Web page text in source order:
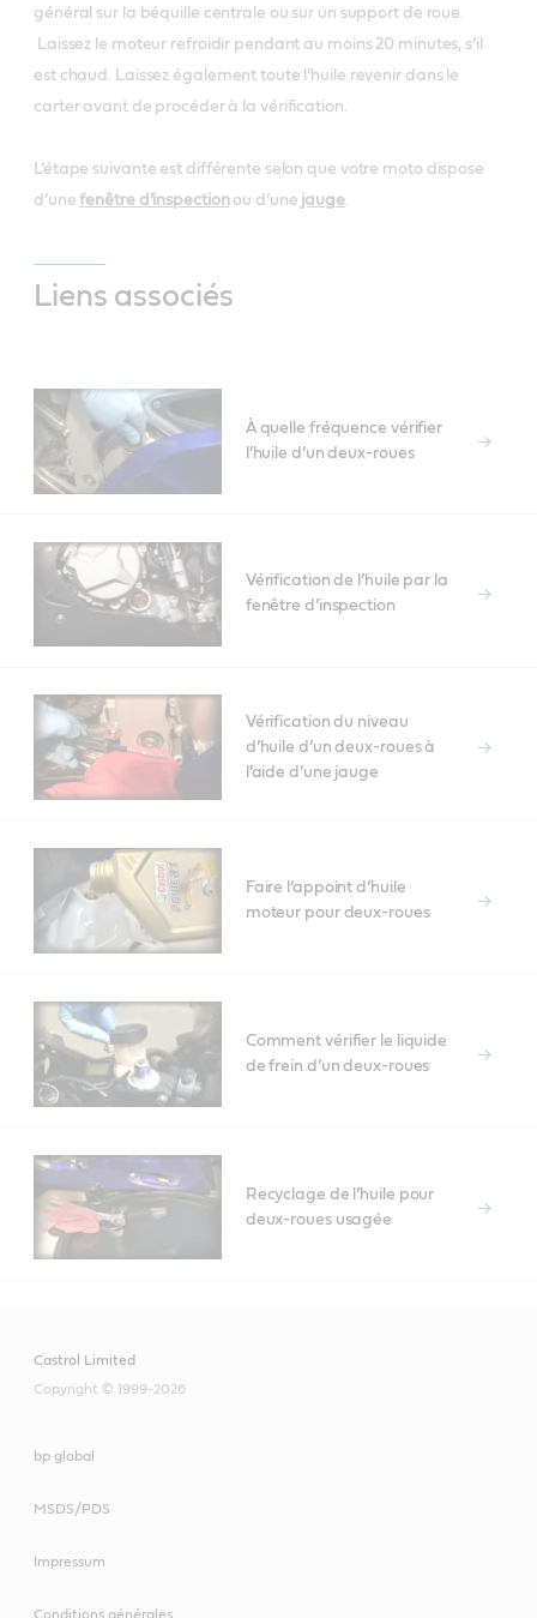
général sur la béquille centrale ou sur un support de roue.
Laissez le moteur refroidir pendant au moins 20 minutes, s’il
est chaud. Laissez également toute l’huile revenir dans le
carter avant de procéder à la vérification.
L’étape suivante est différente selon que votre moto dispose
d’unefenêtre d’inspectionou d’une jauge.
Liens associés
À quelle fréquence vérifier
l’huile d’un deux-roues
Vérification de l’huile par la
fenêtre d’inspection
Vérification du niveau
d’huile d’un deux-roues à
l’aide d’une jauge
Faire l’appoint d’huile
moteur pour deux-roues
Comment vérifier le liquide
de frein d’un deux-roues
Recyclage de l’huile pour
deux-roues usagée
Castrol Limited
Copyright © 1999-2026
bp global
MSDS/PDS
Impressum
Conditions générales